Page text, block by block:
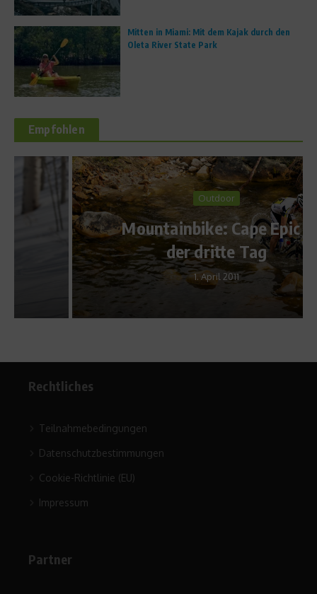
Mitten in Miami: Mit dem Kajak durch den
Oleta River State Park
Empfohlen
Outdoor
Mountainbike: Cape Epic –
der dritte Tag
1. April 2011
Rechtliches
Teilnahmebedingungen
Datenschutzbestimmungen
Cookie-Richtlinie (EU)
Impressum
Partner